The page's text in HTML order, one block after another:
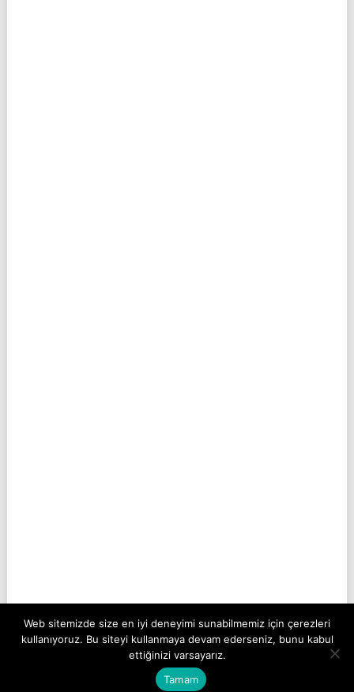
COPYRIGHT © 2026SORUYURDU
İLETIŞIM
GIZLILIK
Web sitemizde size en iyi deneyimi sunabilmemiz için çerezleri
kullanıyoruz. Bu siteyi kullanmaya devam ederseniz, bunu kabul
ettiğinizi varsayarız.
Tamam